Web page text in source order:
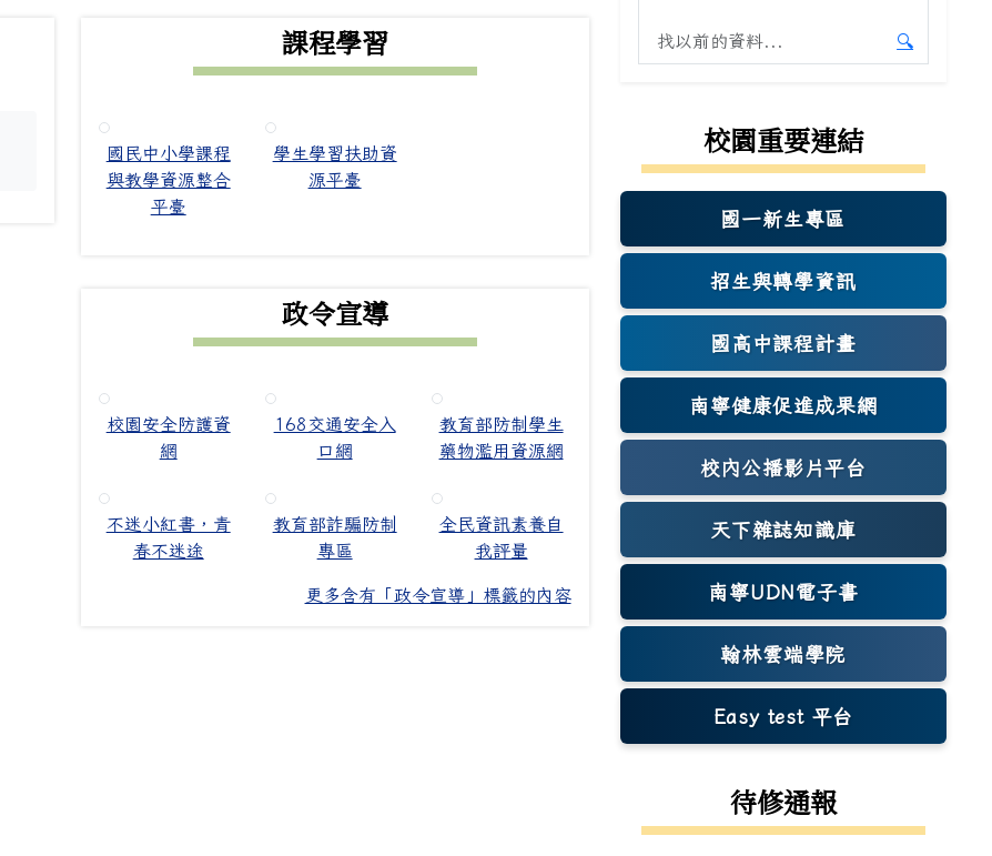
課程學習
國民中小學課程
與教學資源整合
平臺
學生學習扶助資
源平臺
政令宣導
校園安全防護資
網
168交通安全入
口網
教育部防制學生
藥物濫用資源網
不迷小紅書，青
春不迷途
教育部詐騙防制
專區
全民資訊素養自
我評量
更多含有「政令宣導」標籤的內容
搜尋舊站內容
🔍
開始舊站
校園重要連結
國一新生專區
(另開新視窗)
招生與轉學資訊
國高中課程計畫
南寧健康促進成果網
(另開新視窗)
校內公播影片平台
天下雜誌知識庫
(另開新視窗)
南寧UDN電子書
翰林雲端學院
Easy test 平台
(另開新視窗)
待修通報